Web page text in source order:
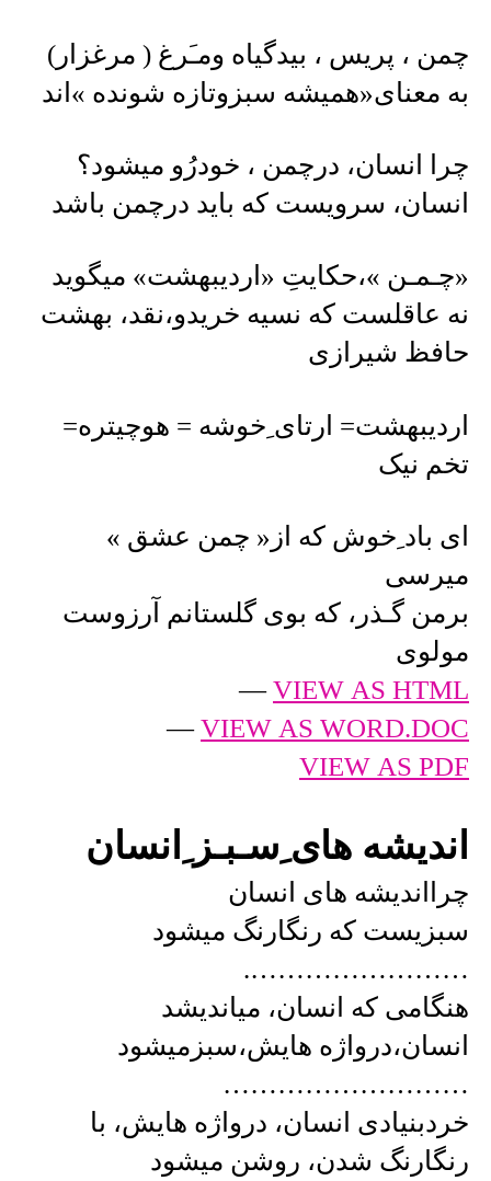
چمن ، پریس ، بیدگیاه ومـَرغ ( مرغزار)
به معنای«همیشه سبزوتازه شونده »اند
چرا انسان، درچمن ، خودرُو میشود؟
انسان، سرویست که باید درچمن باشد
«چـمـن »،حکایتِ «اردیبهشت» میگوید
نه عاقلست که نسیه خریدو،نقد، بهشت
حافظ شیرازی
اردیبهشت= ارتای ِخوشه = هوچیتره=
تخم نیک
ای باد ِخوش که از« چمن عشق »
میرسی
برمن گـذر، که بوی گلستانم آرزوست
مولوی
VIEW AS HTML
—
VIEW AS WORD.DOC
—
VIEW AS PDF
اندیشه های ِسـبـز ِانسان
چرااندیشه های انسان
سبزیست که رنگارنگ میشود
…………………….
هنگامی که انسان، میاندیشد
انسان،درواژه هایش،سبزمیشود
………………………
خردبنیادی انسان، درواژه هایش، با
رنگارنگ شدن، روشن میشود